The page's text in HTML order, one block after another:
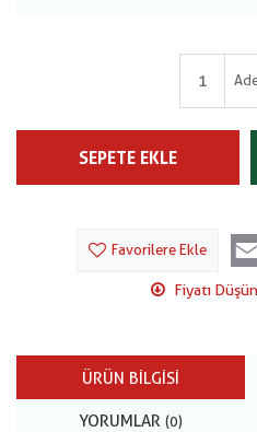
SEPETE EKLE
Favorilere Ekle
Fiyatı
ÜRÜN BILGISI
YORUMLAR (0)